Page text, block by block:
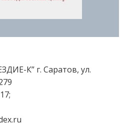
К” г. Саратов, ул.